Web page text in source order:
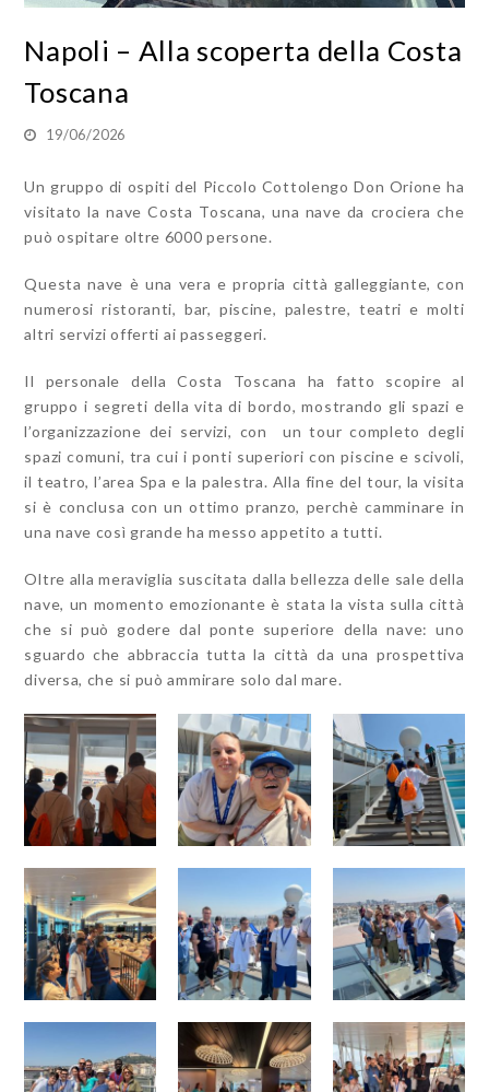
Napoli – Alla scoperta della Costa
Toscana
19/06/2026
Un gruppo di ospiti del Piccolo Cottolengo Don Orione ha
visitato la nave Costa Toscana, una nave da crociera che
può ospitare oltre 6000 persone.
Questa nave è una vera e propria città galleggiante, con
numerosi ristoranti, bar, piscine, palestre, teatri e molti
altri servizi offerti ai passeggeri.
Il personale della Costa Toscana ha fatto scopire al
gruppo i segreti della vita di bordo, mostrando gli spazi e
l’organizzazione dei servizi, con
un tour completo degli
spazi comuni, tra cui i ponti superiori con piscine e scivoli,
il teatro, l’area Spa e la palestra. Alla fine del tour, la visita
si è conclusa con un ottimo pranzo, perchè camminare in
una nave così grande ha messo appetito a tutti.
Oltre alla meraviglia suscitata dalla bellezza delle sale della
nave, un momento emozionante è stata la vista sulla città
che si può godere dal ponte superiore della nave: uno
sguardo che abbraccia tutta la città da una prospettiva
diversa, che si può ammirare solo dal mare.